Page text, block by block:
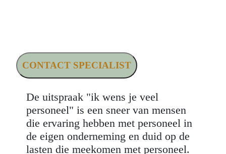
CONTACT SPECIALIST
De uitspraak "ik wens je veel
personeel" is een sneer van mensen
die ervaring hebben met personeel in
de eigen onderneming en duid op de
lasten die meekomen met personeel.